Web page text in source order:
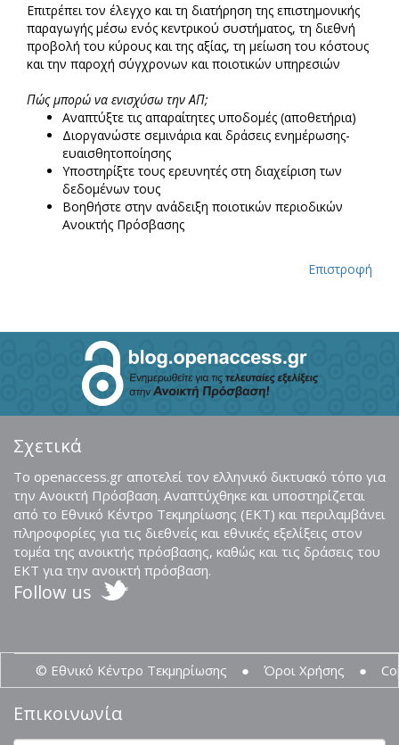
Επιτρέπει τον έλεγχο και τη διατήρηση της επιστημονικής
παραγωγής μέσω ενός κεντρικού συστήματος, τη διεθνή
προβολή του κύρους και της αξίας, τη μείωση του κόστους
και την παροχή σύγχρονων και ποιοτικών υπηρεσιών
Πώς μπορώ να ενισχύσω την ΑΠ;
Αναπτύξτε τις απαραίτητες υποδομές (αποθετήρια)
Διοργανώστε σεμινάρια και δράσεις ενημέρωσης-
ευαισθητοποίησης
Υποστηρίξτε τους ερευνητές στη διαχείριση των
δεδομένων τους
Βοηθήστε στην ανάδειξη ποιοτικών περιοδικών
Ανοικτής Πρόσβασης
Επιστροφή
Σχετικά
Το openaccess.gr αποτελεί τον ελληνικό δικτυακό τόπο για
την Ανοικτή Πρόσβαση. Αναπτύχθηκε και υποστηρίζεται
από το Εθνικό Κέντρο Τεκμηρίωσης (ΕΚΤ) και περιλαμβάνει
πληροφορίες για τις διεθνείς και εθνικές εξελίξεις στον
τομέα της ανοικτής πρόσβασης, καθώς και τις δράσεις του
ΕΚΤ για την ανοικτή πρόσβαση.
Follow us
© Εθνικό Κέντρο Τεκμηρίωσης ● Όροι Χρήσης ●
Επικοινωνία